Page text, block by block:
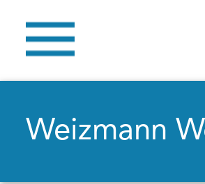
Weizmann